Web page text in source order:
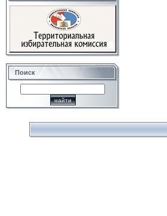
Поиск